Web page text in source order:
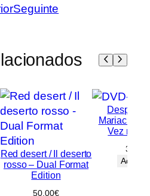
Seguinte
Red desert / Il deserto
rosso – Dual Format
Edition
50,00€
Mariachi /
Vez no
30,00